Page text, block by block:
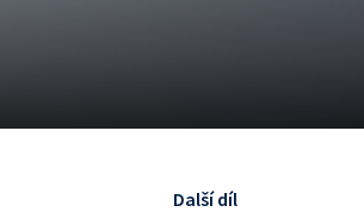
Další díl